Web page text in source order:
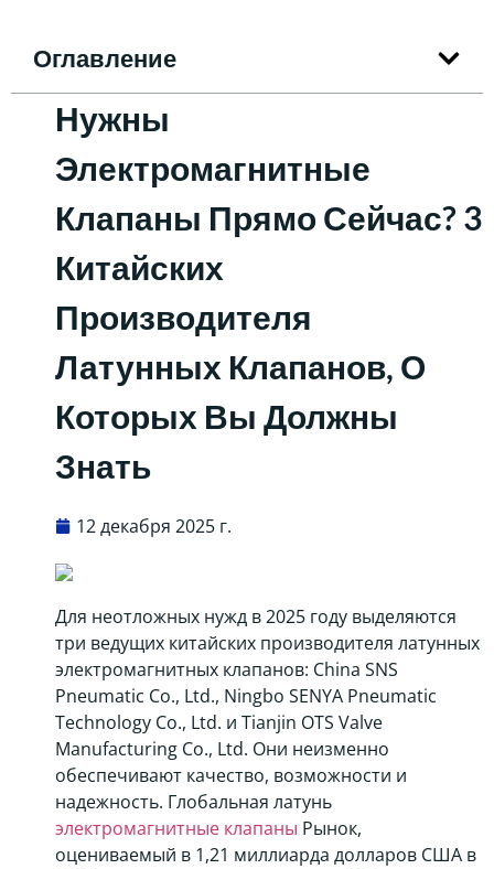
Оглавление
Нужны
Электромагнитные
Клапаны Прямо Сейчас? 3
Китайских
Производителя
Латунных Клапанов, О
Которых Вы Должны
Знать
12 декабря 2025 г.
Для неотложных нужд в 2025 году выделяются
три ведущих китайских производителя латунных
электромагнитных клапанов: China SNS
Pneumatic Co., Ltd., Ningbo SENYA Pneumatic
Technology Co., Ltd. и Tianjin OTS Valve
Manufacturing Co., Ltd. Они неизменно
обеспечивают качество, возможности и
надежность. Глобальная латунь
электромагнитные клапаны Рынок,
оцениваемый в 1,21 миллиарда долларов США в